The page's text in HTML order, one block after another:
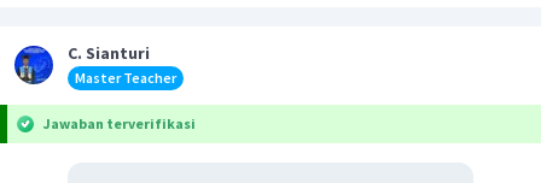
C. Sianturi
Master Teacher
Jawaban terverifikasi